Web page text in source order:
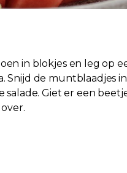
in blokjes en leg op
Snijd de muntblaadjes
salade. Giet er een